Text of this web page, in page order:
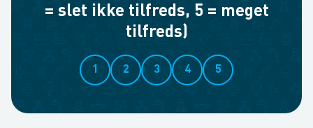
= slet ikke tilfreds, 5 = meget
tilfreds)
1 2 3 4 5